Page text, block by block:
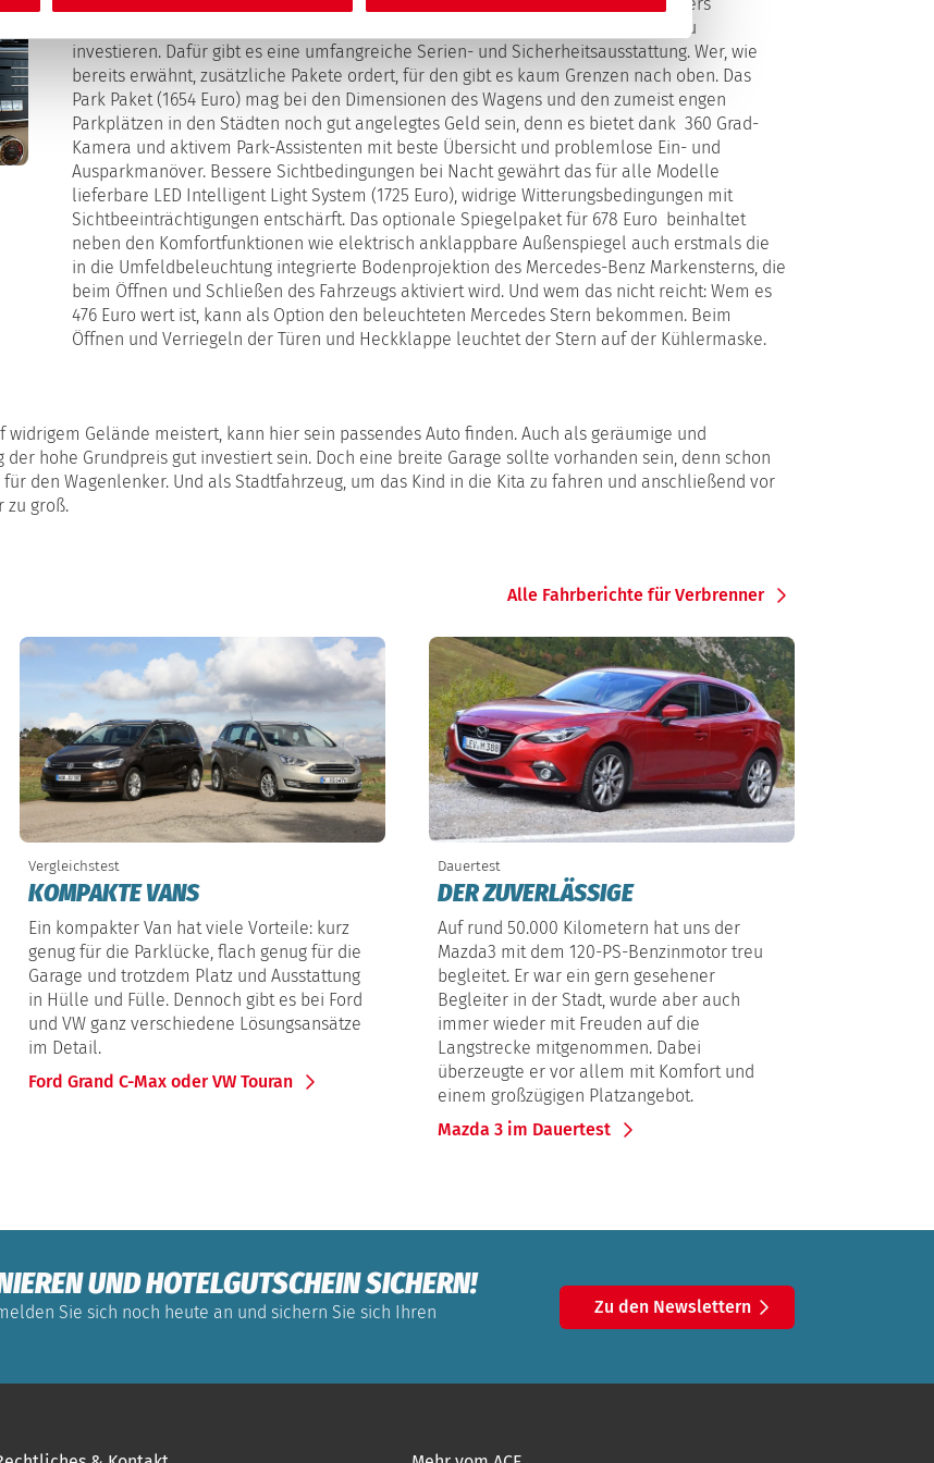
geblättert werden. In Zahlen ausgedrückt: 61.047 Euro sind für das Basismodell zu
investieren. Dafür gibt es eine umfangreiche Serien- und Sicherheitsausstattung. Wer, wie
bereits erwähnt, zusätzliche Pakete ordert, für den gibt es kaum Grenzen nach oben. Das
Park Paket (1654 Euro) mag bei den Dimensionen des Wagens und den zumeist engen
Parkplätzen in den Städten noch gut angelegtes Geld sein, denn es bietet dank 360 Grad-
Kamera und aktivem Park-Assistenten mit beste Übersicht und problemlose Ein- und
Ausparkmanöver. Bessere Sichtbedingungen bei Nacht gewährt das für alle Modelle
lieferbare LED Intelligent Light System (1725 Euro), widrige Witterungsbedingungen mit
Sichtbeeinträchtigungen entschärft. Das optionale Spiegelpaket für 678 Euro beinhaltet
neben den Komfortfunktionen wie elektrisch anklappbare Außenspiegel auch erstmals die
in die Umfeldbeleuchtung integrierte Bodenprojektion des Mercedes-Benz Markensterns, die
beim Öffnen und Schließen des Fahrzeugs aktiviert wird. Und wem das nicht reicht: Wem es
476 Euro wert ist, kann als Option den beleuchteten Mercedes Stern bekommen. Beim
Öffnen und Verriegeln der Türen und Heckklappe leuchtet der Stern auf der Kühlermaske.
Gelände meistert, kann hier sein passendes Auto finden. Auch als geräumige und
hohe Grundpreis gut investiert sein. Doch eine breite Garage sollte vorhanden sein, denn schon
den Wagenlenker. Und als Stadtfahrzeug, um das Kind in die Kita zu fahren und anschließend vor
zu groß.
Alle Fahrberichte für Verbrenner
Vergleichstest
KOMPAKTE VANS
Ein kompakter Van hat viele Vorteile: kurz
genug für die Parklücke, flach genug für die
Garage und trotzdem Platz und Ausstattung
in Hülle und Fülle. Dennoch gibt es bei Ford
und VW ganz verschiedene Lösungsansätze
im Detail.
Ford Grand C-Max oder VW Touran
Dauertest
DER ZUVERLÄSSIGE
Auf rund 50.000 Kilometern hat uns der
Mazda3 mit dem 120-PS-Benzinmotor treu
begleitet. Er war ein gern gesehener
Begleiter in der Stadt, wurde aber auch
immer wieder mit Freuden auf die
Langstrecke mitgenommen. Dabei
überzeugte er vor allem mit Komfort und
einem großzügigen Platzangebot.
Mazda 3 im Dauertest
UND HOTELGUTSCHEIN SICHERN!
Sie sich noch heute an und sichern Sie sich Ihren
Zu den Newslettern